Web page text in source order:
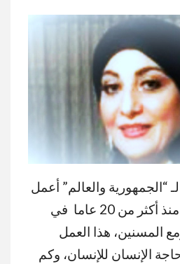
والعالم” أعمل
في العمل التطوعي منذ أكثر من 20 عاما في
المسنين، هذا العمل
الإنسان للإنسان، وكم